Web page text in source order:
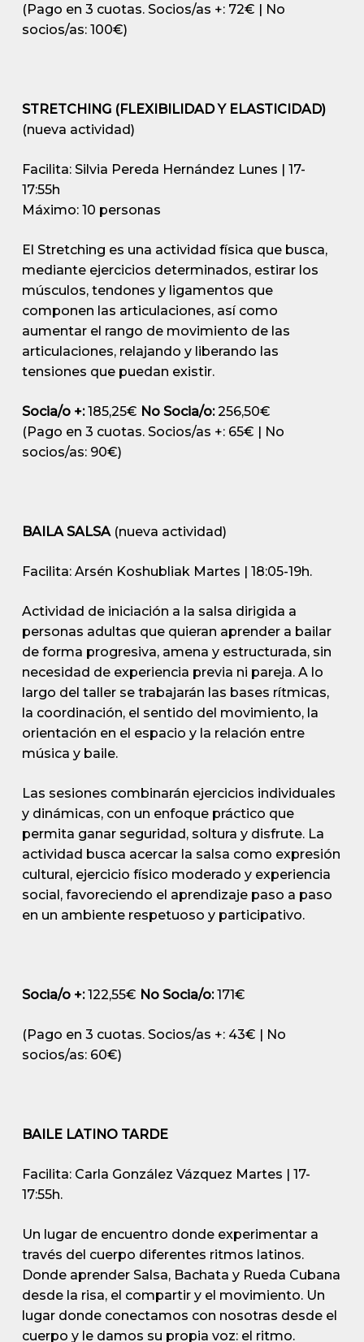
(Pago en 3 cuotas. Socios/as +: 72€ | No
socios/as: 100€)
STRETCHING (FLEXIBILIDAD Y ELASTICIDAD)
(nueva actividad)
Facilita: Silvia Pereda Hernández Lunes | 17-
17:55h
Máximo: 10 personas
El Stretching es una actividad física que busca,
mediante ejercicios determinados, estirar los
músculos, tendones y ligamentos que
componen las articulaciones, así como
aumentar el rango de movimiento de las
articulaciones, relajando y liberando las
tensiones que puedan existir.
Socia/o +:185,25€ No Socia/o:256,50€
(Pago en 3 cuotas. Socios/as +: 65€ | No
socios/as: 90€)
BAILA SALSA (nueva actividad)
Facilita: Arsén Koshubliak Martes | 18:05-19h.
Actividad de iniciación a la salsa dirigida a
personas adultas que quieran aprender a bailar
de forma progresiva, amena y estructurada, sin
necesidad de experiencia previa ni pareja. A lo
largo del taller se trabajarán las bases rítmicas,
la coordinación, el sentido del movimiento, la
orientación en el espacio y la relación entre
música y baile.
Las sesiones combinarán ejercicios individuales
y dinámicas, con un enfoque práctico que
permita ganar seguridad, soltura y disfrute. La
actividad busca acercar la salsa como expresión
cultural, ejercicio físico moderado y experiencia
social, favoreciendo el aprendizaje paso a paso
en un ambiente respetuoso y participativo.
Socia/o +:122,55€ No Socia/o:171€
(Pago en 3 cuotas. Socios/as +: 43€ | No
socios/as: 60€)
BAILE LATINO TARDE
Facilita: Carla González Vázquez Martes | 17-
17:55h.
Un lugar de encuentro donde experimentar a
través del cuerpo diferentes ritmos latinos.
Donde aprender Salsa, Bachata y Rueda Cubana
desde la risa, el compartir y el movimiento. Un
lugar donde conectamos con nosotras desde el
cuerpo y le damos su propia voz: el ritmo.